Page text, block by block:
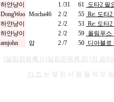
하얀냥이 1 /31 61
도타2 필
DongWoo Mocha46 2 /2 55
Re: 도타
하얀냥이 2 /2 53
Re: 도타
하얀냥이 2 /2 59
올림푸스
amjohn 암 2 /7 50 디아블로
알림판목록 I 알림판목록 II 처 음
키 즈 는 열 린 사 람 들 의 모